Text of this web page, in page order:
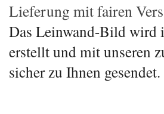
Lieferung mit fairen
Das Leinwand-Bild wird
erstellt und mit unseren
sicher zu Ihnen gesendet.